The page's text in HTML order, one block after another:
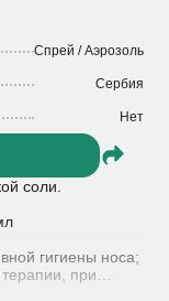
Спрей / Аэрозоль
Сербия
Нет
соли.
гигиены носа;
при
носа в осенне-